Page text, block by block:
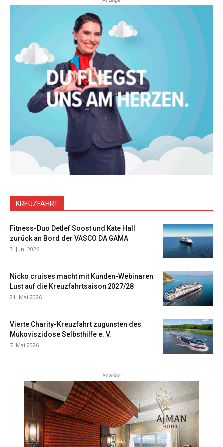
KREUZFAHRT
Fitness-Duo Detlef Soost und Kate Hall
zurück an Bord der VASCO DA GAMA
3. Juni 2026
Nicko cruises macht mit Kunden-Webinaren
Lust auf die Kreuzfahrtsaison 2027/28
21. Mai 2026
Vierte Charity-Kreuzfahrt zugunsten des
Mukoviszidose Selbsthilfe e. V.
7. Mai 2026
Anzeige